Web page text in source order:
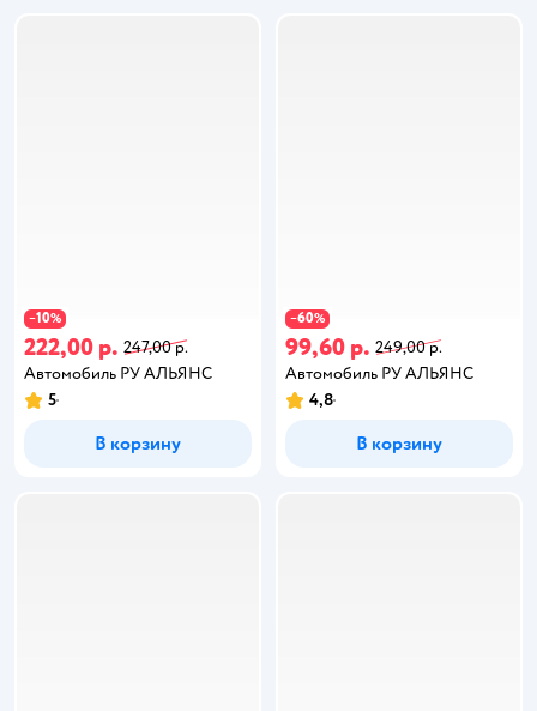
−10%
222,00 р. 247,00 р.
Автомобиль РУ АЛЬЯНС
5
В корзину
−60%
99,60 р. 249,00 р.
Автомобиль РУ АЛЬЯНС
4,8
В корзину